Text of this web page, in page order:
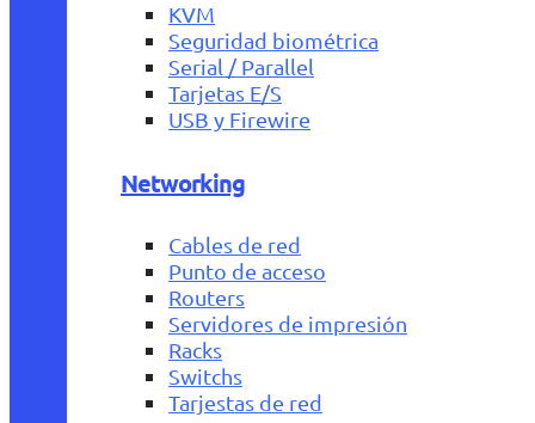
KVM
Seguridad biométrica
Serial / Parallel
Tarjetas E/S
USB y Firewire
Networking
Cables de red
Punto de acceso
Routers
Servidores de impresión
Racks
Switchs
Tarjestas de red